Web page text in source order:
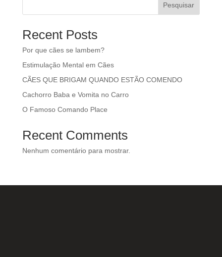
Pesquisar
Recent Posts
Por que cães se lambem?
Estimulação Mental em Cães
CÃES QUE BRIGAM QUANDO ESTÃO COMENDO
Cachorro Baba e Vomita no Carro
O Famoso Comando Place
Recent Comments
Nenhum comentário para mostrar.